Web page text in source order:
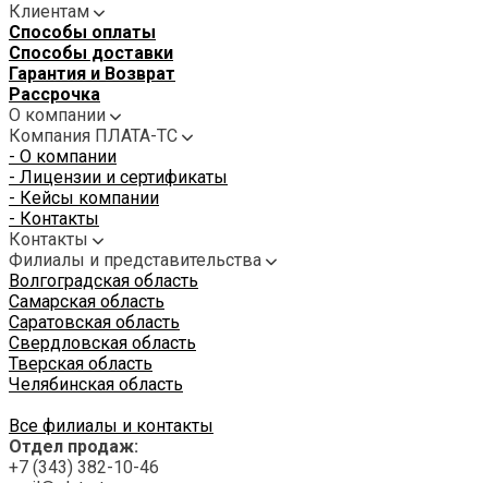
Клиентам
Способы оплаты
Способы доставки
Гарантия и Возврат
Рассрочка
О компании
Компания ПЛАТА-ТС
- О компании
- Лицензии и сертификаты
- Кейсы компании
- Контакты
Контакты
Филиалы и представительства
Волгоградская область
Самарская область
Саратовская область
Свердловская область
Тверская область
Челябинская область
Все филиалы и контакты
Отдел продаж:
+7 (343) 382-10-46